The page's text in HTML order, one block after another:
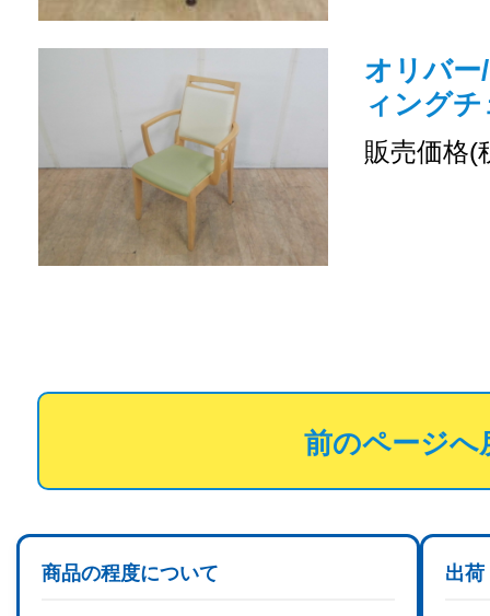
オリバ
ィング
販売価格(
前のページへ
商品の程度について 出荷